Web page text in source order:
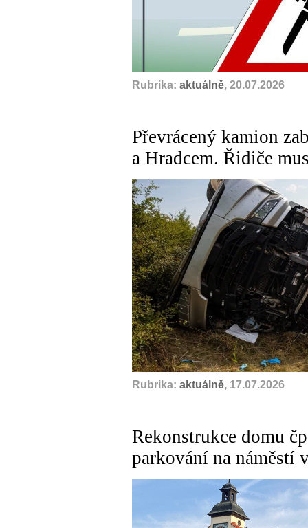
Rubrika: aktuálně, 20.07.2026
Převrácený kamion
a Hradcem. Řidiče
Rubrika: aktuálně, 17.07.2026
Rekonstrukce domu
parkování na náměstí